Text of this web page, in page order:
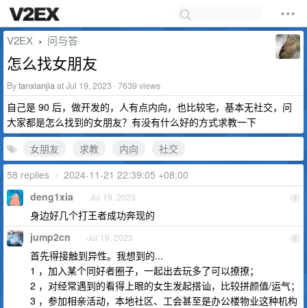
V2EX › 问与答
怎么找女朋友
Bytanxianjiaat Jul 19, 2023 · 7639 views
自己是 90 后，做开发的，人有点内向，也比较宅，基本无社交，问
大家都是怎么找到的女朋友？有没有什么好的方式求教一下
女朋友
求教 内向
社交
58 replies • 2024-11-21 22:39:05 +08:00
1
deng1xia Jul 19, 2023
身边好几个打王者成功奔现的
2
jump2cn Jul 19, 2023
首先得接触到异性。我想到的...
1 ，加入某个同好者圈子，一起出去玩多了可以撩撩；
2 ，对经常遇到的看得上眼的女生发起搭讪，比较拼颜值/运气；
3 ，参加相亲活动，本地社区、工会甚至是办公楼物业这种机构